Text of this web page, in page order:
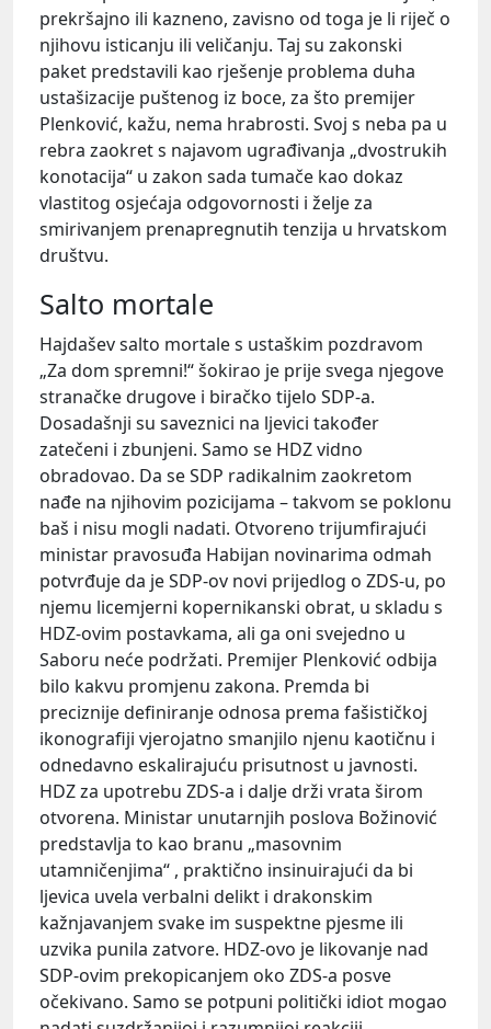
prekršajno ili kazneno, zavisno od toga je li riječ o
njihovu isticanju ili veličanju. Taj su zakonski
paket predstavili kao rješenje problema duha
ustašizacije puštenog iz boce, za što premijer
Plenković, kažu, nema hrabrosti. Svoj s neba pa u
rebra zaokret s najavom ugrađivanja „dvostrukih
konotacija“ u zakon sada tumače kao dokaz
vlastitog osjećaja odgovornosti i želje za
smirivanjem prenapregnutih tenzija u hrvatskom
društvu.
Salto mortale
Hajdašev salto mortale s ustaškim pozdravom
„Za dom spremni!“ šokirao je prije svega njegove
stranačke drugove i biračko tijelo SDP-a.
Dosadašnji su saveznici na ljevici također
zatečeni i zbunjeni. Samo se HDZ vidno
obradovao. Da se SDP radikalnim zaokretom
nađe na njihovim pozicijama – takvom se poklonu
baš i nisu mogli nadati. Otvoreno trijumfirajući
ministar pravosuđa Habijan novinarima odmah
potvrđuje da je SDP-ov novi prijedlog o ZDS-u, po
njemu licemjerni kopernikanski obrat, u skladu s
HDZ-ovim postavkama, ali ga oni svejedno u
Saboru neće podržati. Premijer Plenković odbija
bilo kakvu promjenu zakona. Premda bi
preciznije definiranje odnosa prema fašističkoj
ikonografiji vjerojatno smanjilo njenu kaotičnu i
odnedavno eskalirajuću prisutnost u javnosti.
HDZ za upotrebu ZDS-a i dalje drži vrata širom
otvorena. Ministar unutarnjih poslova Božinović
predstavlja to kao branu „masovnim
utamničenjima“ , praktično insinuirajući da bi
ljevica uvela verbalni delikt i drakonskim
kažnjavanjem svake im suspektne pjesme ili
uzvika punila zatvore. HDZ-ovo je likovanje nad
SDP-ovim prekopicanjem oko ZDS-a posve
očekivano. Samo se potpuni politički idiot mogao